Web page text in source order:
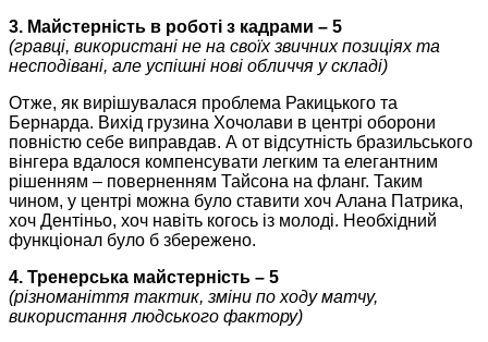
3. Майстерність в роботі з кадрами – 5
(гравці, використані не на своїх звичних позиціях та
несподівані, але успішні нові обличчя у складі)
Отже, як вирішувалася проблема Ракицького та
Бернарда. Вихід грузина Хочолави в центрі оборони
повністю себе виправдав. А от відсутність бразильського
вінгера вдалося компенсувати легким та елегантним
рішенням – поверненням Тайсона на фланг. Таким
чином, у центрі можна було ставити хоч Алана Патрика,
хоч Дентіньо, хоч навіть когось із молоді. Необхідний
функціонал було б збережено.
4. Тренерська майстерність – 5
(різноманіття тактик, зміни по ходу матчу,
використання людського фактору)